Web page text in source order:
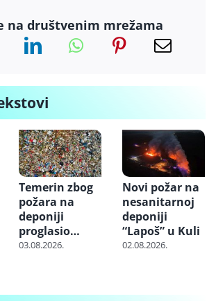
na društvenim mrežama
Temerin zbog
požara na
deponiji
proglasio
vanrednu
03.08.2026.
Novi požar na
nesanitarnoj
deponiji
“Lapoš” u Kuli
02.08.2026.